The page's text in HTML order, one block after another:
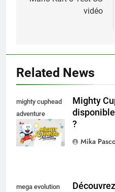
vidéo
Related News
mighty cuphead
adventure
nintendo switch
Mighty
?
Mika
mega evolution